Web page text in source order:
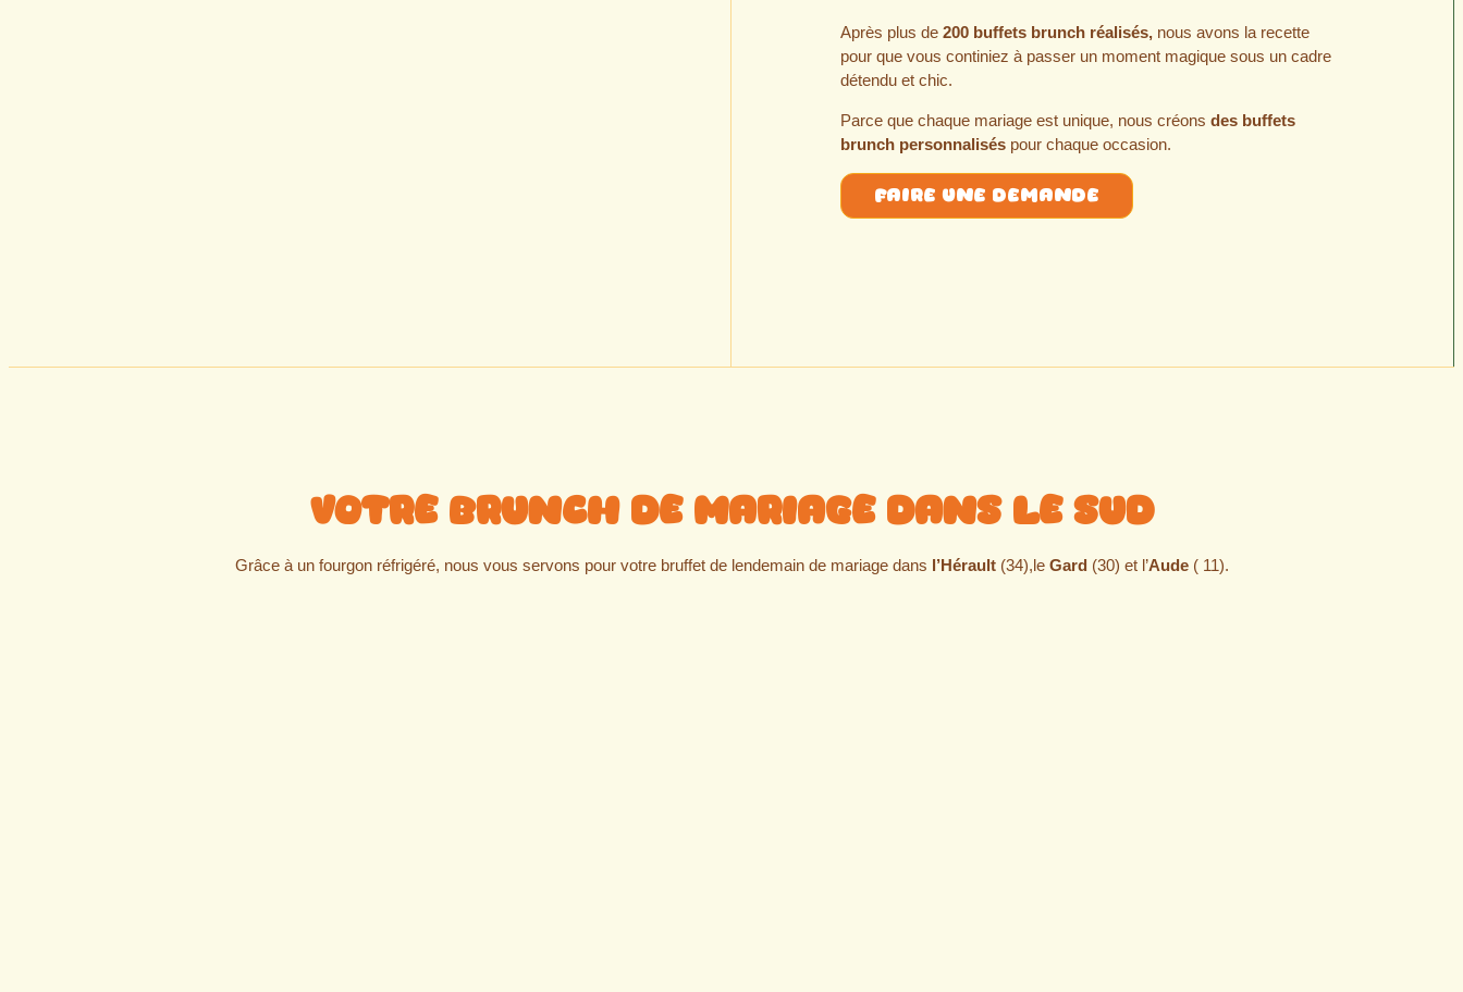
Après plus de 200 buffets brunch réalisés, nous avons la recette
pour que vous continiez à passer un moment magique sous un cadre
détendu et chic.
Parce que chaque mariage est unique, nous créons des buffets
brunch personnalisés pour chaque occasion.
faire une demande
Votre brunch de mariage dans le sud
Grâce à un fourgon réfrigéré, nous vous servons pour votre bruffet de lendemain de mariage dans l’Hérault(34),le Gard(30) et l’Aude ( 11).